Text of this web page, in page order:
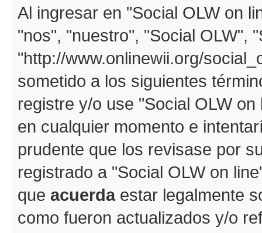
Al ingresar en "Social OLW on
"nos", "nuestro", "Social OLW",
"http://www.onlinewii.org/
sometido a los siguientes
registre y/o use "Social OLW
en cualquier momento e
prudente que los revisase por
registrado a "Social OLW on
que acuerdaestar legalmente
como fueron actualizados y/o